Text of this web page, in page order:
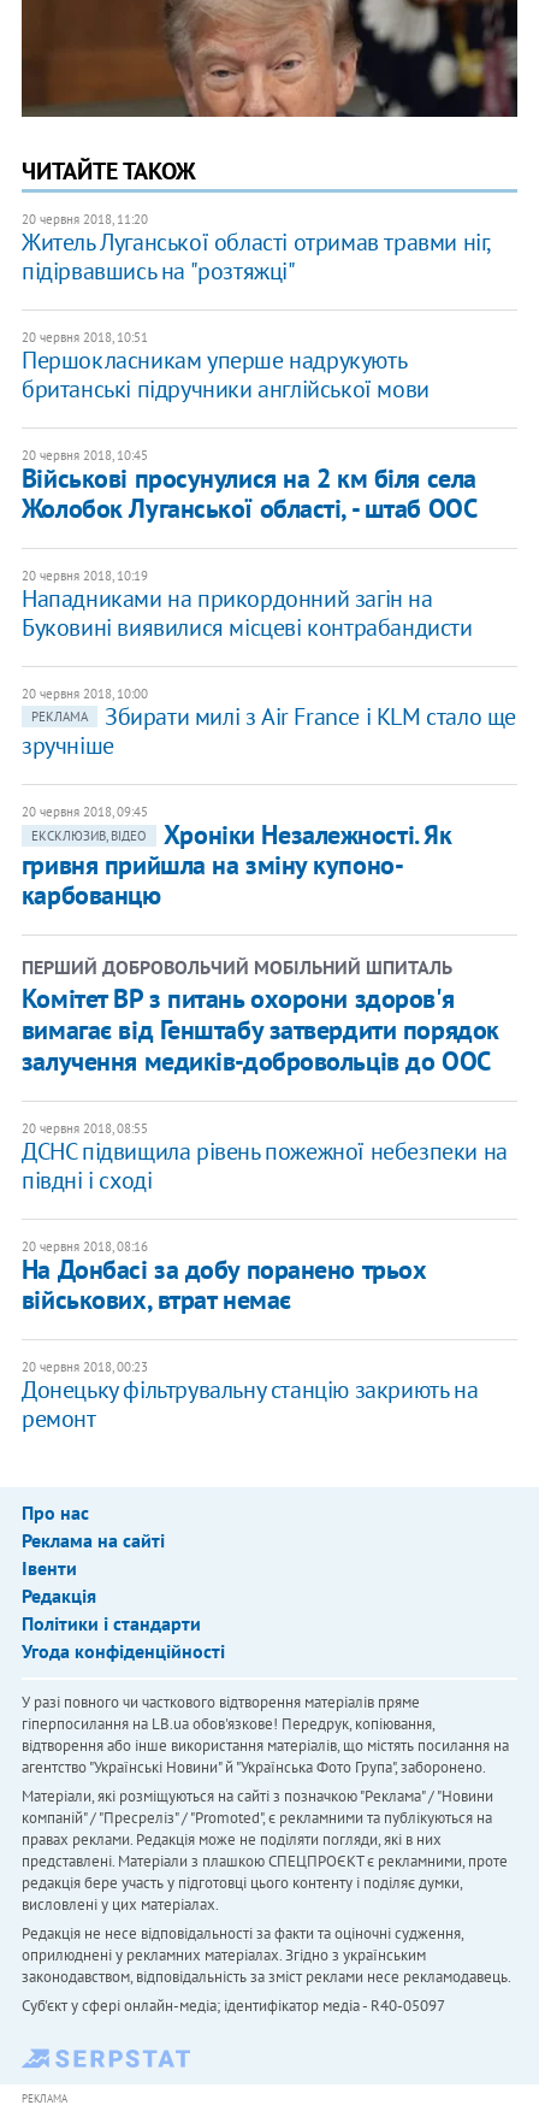
ЧИТАЙТЕ ТАКОЖ
20 червня 2018, 11:20
Житель Луганської області отримав травми ніг,
підірвавшись на "розтяжці"
20 червня 2018, 10:51
Першокласникам уперше надрукують
британські підручники англійської мови
20 червня 2018, 10:45
Військові просунулися на 2 км біля села
Жолобок Луганської області, - штаб ООС
20 червня 2018, 10:19
Нападниками на прикордонний загін на
Буковині виявилися місцеві контрабандисти
20 червня 2018, 10:00
РЕКЛАМА
Збирати милі з Air France і KLM стало ще
зручніше
20 червня 2018, 09:45
ЕКСКЛЮЗИВ, ВІДЕО
Хроніки Незалежності. Як
гривня прийшла на зміну купоно-
карбованцю
ПЕРШИЙ ДОБРОВОЛЬЧИЙ МОБІЛЬНИЙ ШПИТАЛЬ
Комітет ВР з питань охорони здоров'я
вимагає від Генштабу затвердити порядок
залучення медиків-добровольців до ООС
20 червня 2018, 08:55
ДСНС підвищила рівень пожежної небезпеки на
півдні і сході
20 червня 2018, 08:16
На Донбасі за добу поранено трьох
військових, втрат немає
20 червня 2018, 00:23
Донецьку фільтрувальну станцію закриють на
ремонт
Про нас
Реклама на сайті
Івенти
Редакція
Політики і стандарти
Угода конфіденційності
У разі повного чи часткового відтворення матеріалів пряме
гіперпосилання на LB.ua обов'язкове! Передрук, копіювання,
відтворення або інше використання матеріалів, що містять посилання на
агентство "Українськi Новини" й "Українська Фото Група", заборонено.
Матеріали, які розміщуються на сайті з позначкою "Реклама" / "Новини
компаній" / "Пресреліз" / "Promoted", є рекламними та публікуються на
правах реклами. Редакція може не поділяти погляди, які в них
представлені. Матеріали з плашкою СПЕЦПРОЄКТ є рекламними, проте
редакція бере участь у підготовці цього контенту і поділяє думки,
висловлені у цих матеріалах.
Редакція не несе відповідальності за факти та оціночні судження,
оприлюднені у рекламних матеріалах. Згідно з українським
законодавством, відповідальність за зміст реклами несе рекламодавець.
Cуб'єкт у сфері онлайн-медіа; ідентифікатор медіа - R40-05097
РЕКЛАМА